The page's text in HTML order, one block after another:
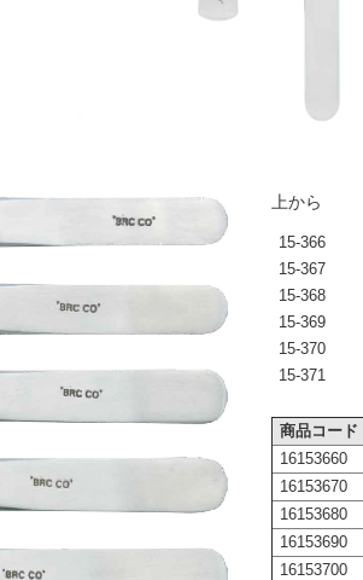
上から
15-366
15-367
15-368
15-369
15-370
15-371
商品コード
16153660
16153670
16153680
16153690
16153700